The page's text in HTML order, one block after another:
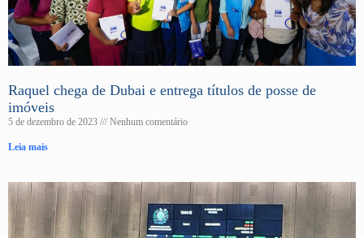
Raquel chega de Dubai e entrega títulos de posse de
imóveis
5 de dezembro de 2023 Nenhum comentário
Leia mais